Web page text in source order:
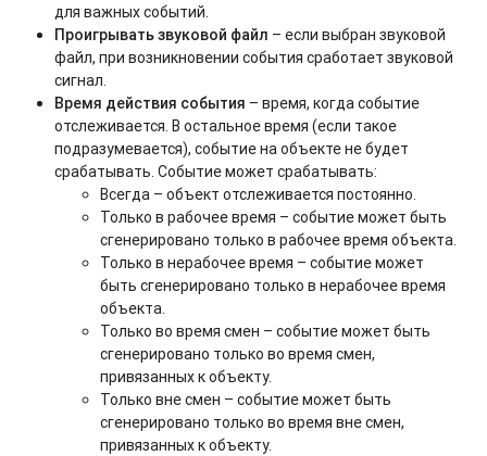
для важных событий.
Проигрывать звуковой файл – если выбран звуковой
файл, при возникновении события сработает звуковой
сигнал.
Время действия события – время, когда событие
отслеживается. В остальное время (если такое
подразумевается), событие на объекте не будет
срабатывать. Событие может срабатывать:
Всегда – объект отслеживается постоянно.
Только в рабочее время – событие может быть
сгенерировано только в рабочее время объекта.
Только в нерабочее время – событие может
быть сгенерировано только в нерабочее время
объекта.
Только во время смен – событие может быть
сгенерировано только во время смен,
привязанных к объекту.
Только вне смен – событие может быть
сгенерировано только во время вне смен,
привязанных к объекту.